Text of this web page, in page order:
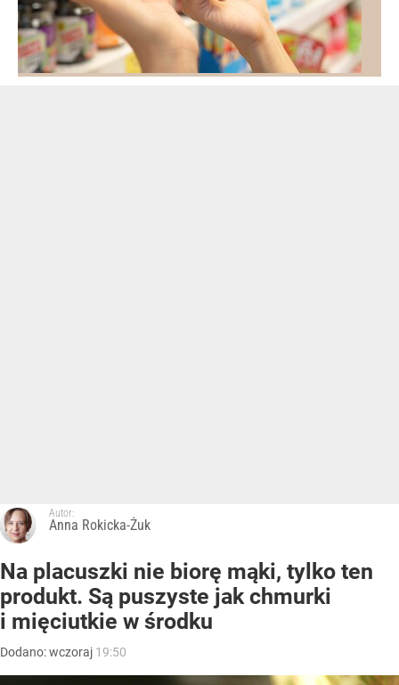
Autor:
Anna Rokicka-Żuk
Na placuszki nie biorę mąki, tylko ten
produkt. Są puszyste jak chmurki
i mięciutkie w środku
Dodano:wczoraj 19:50